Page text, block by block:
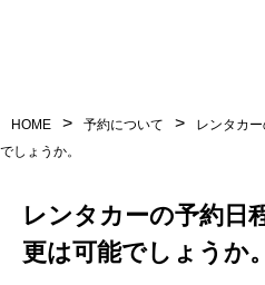
問い
予
HOME > 予約について >
レンタカ
でしょうか。
レンタカーの予約日
更は可能でしょうか。